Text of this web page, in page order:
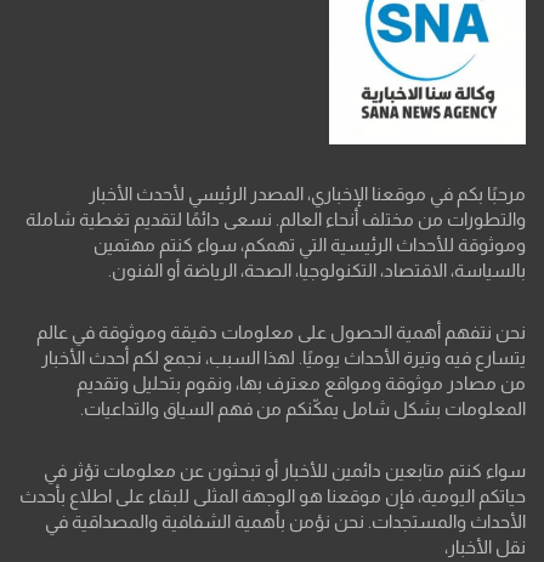
مرحبًا بكم في موقعنا الإخباري، المصدر الرئيسي لأحدث الأخبار
والتطورات من مختلف أنحاء العالم. نسعى دائمًا لتقديم تغطية شاملة
وموثوقة للأحداث الرئيسية التي تهمكم، سواء كنتم مهتمين
بالسياسة، الاقتصاد، التكنولوجيا، الصحة، الرياضة أو الفنون.
نحن نتفهم أهمية الحصول على معلومات دقيقة وموثوقة في عالم
يتسارع فيه وتيرة الأحداث يوميًا. لهذا السبب، نجمع لكم أحدث الأخبار
من مصادر موثوقة ومواقع معترف بها، ونقوم بتحليل وتقديم
المعلومات بشكل شامل يمكّنكم من فهم السياق والتداعيات.
سواء كنتم متابعين دائمين للأخبار أو تبحثون عن معلومات تؤثر في
حياتكم اليومية، فإن موقعنا هو الوجهة المثلى للبقاء على اطلاع بأحدث
الأحداث والمستجدات. نحن نؤمن بأهمية الشفافية والمصداقية في
نقل الأخبار،